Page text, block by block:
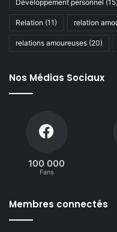
Développement personnel (15)
Relation (11) relation
relations amoureuses (20)
Nos Médias Sociaux
100 000
Fans
Membres connectés